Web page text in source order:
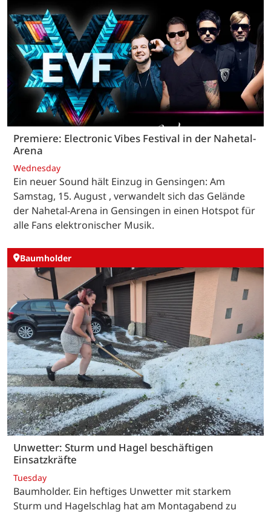
Premiere: Electronic Vibes Festival in der Nahetal-
Arena
Wednesday
Ein neuer Sound hält Einzug in Gensingen: Am
Samstag, 15. August , verwandelt sich das Gelände
der Nahetal-Arena in Gensingen in einen Hotspot für
alle Fans elektronischer Musik.
Baumholder
Unwetter: Sturm und Hagel beschäftigen
Einsatzkräfte
Tuesday
Baumholder. Ein heftiges Unwetter mit starkem
Sturm und Hagelschlag hat am Montagabend zu